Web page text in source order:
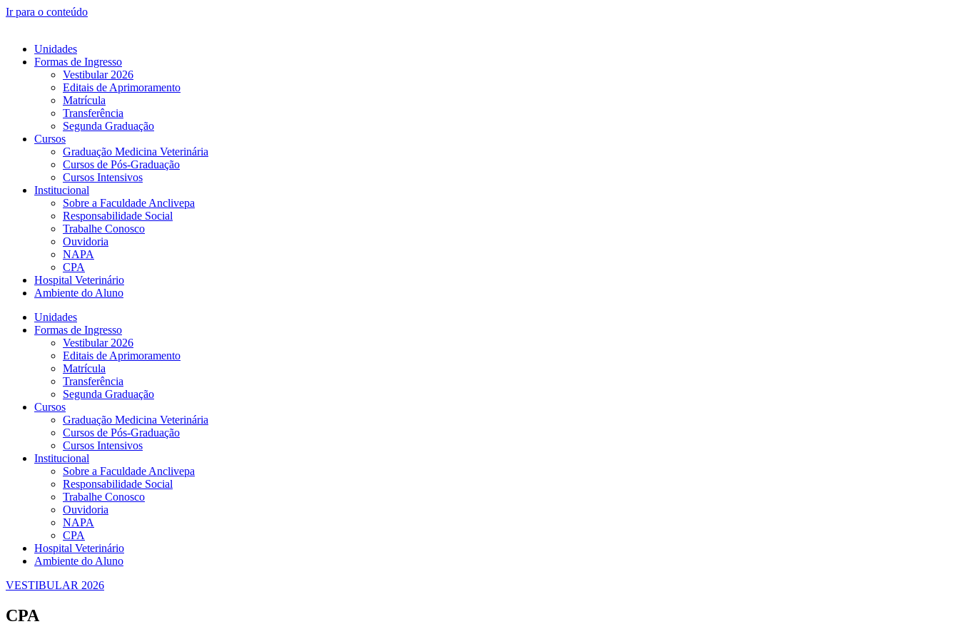
Ir para o conteúdo
Unidades
Formas de Ingresso
Vestibular 2026
Editais de Aprimoramento
Matrícula
Transferência
Segunda Graduação
Cursos
Graduação Medicina Veterinária
Cursos de Pós-Graduação
Cursos Intensivos
Institucional
Sobre a Faculdade Anclivepa
Responsabilidade Social
Trabalhe Conosco
Ouvidoria
NAPA
CPA
Hospital Veterinário
Ambiente do Aluno
Unidades
Formas de Ingresso
Vestibular 2026
Editais de Aprimoramento
Matrícula
Transferência
Segunda Graduação
Cursos
Graduação Medicina Veterinária
Cursos de Pós-Graduação
Cursos Intensivos
Institucional
Sobre a Faculdade Anclivepa
Responsabilidade Social
Trabalhe Conosco
Ouvidoria
NAPA
CPA
Hospital Veterinário
Ambiente do Aluno
VESTIBULAR 2026
CPA